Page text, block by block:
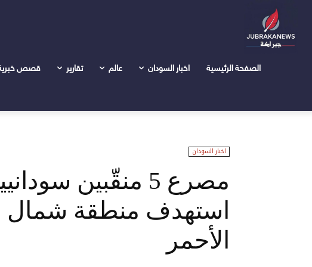
الصفحة الرئيسية اخبار السودان عالم تقارير قصص
اخبار السودان
مصرع 5 منقّبين
استهدف منطقة شمال
الأحمر